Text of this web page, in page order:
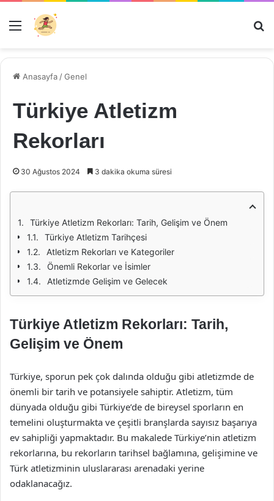
Menü
Anasayfa /Genel
Türkiye Atletizm
Rekorları
30 Ağustos 2024 3 dakika okuma süresi
Türkiye Atletizm Rekorları: Tarih, Gelişim ve Önem
Türkiye Atletizm Tarihçesi
Atletizm Rekorları ve Kategoriler
Önemli Rekorlar ve İsimler
Atletizmde Gelişim ve Gelecek
Türkiye Atletizm Rekorları: Tarih,
Gelişim ve Önem
Türkiye, sporun pek çok dalında olduğu gibi atletizmde de
önemli bir tarih ve potansiyele sahiptir. Atletizm, tüm
dünyada olduğu gibi Türkiye’de de bireysel sporların en
temelini oluşturmakta ve çeşitli branşlarda sayısız başarıya
ev sahipliği yapmaktadır. Bu makalede Türkiye’nin atletizm
rekorlarına, bu rekorların tarihsel bağlamına, gelişimine ve
Türk atletizminin uluslararası arenadaki yerine
odaklanacağız.